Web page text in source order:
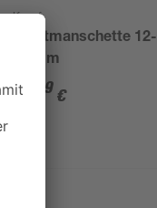
Knauf
Dichtmanschette 12-
26 mm
9 99 €